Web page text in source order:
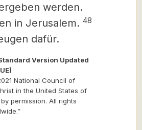
werden.
in Jerusalem. 48
dafür.
Version Updated
National Council of
in the United States of
permission. All rights